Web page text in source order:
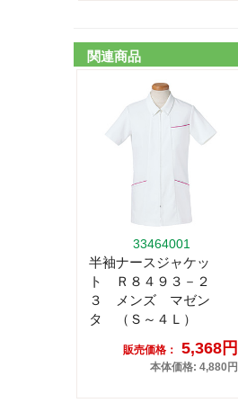
関連商品
33464001
半袖ナースジャケッ
ト Ｒ８４９３－２
３ メンズ マゼン
タ （Ｓ～４Ｌ）
販売価格： 5,368円
本体価格: 4,880円